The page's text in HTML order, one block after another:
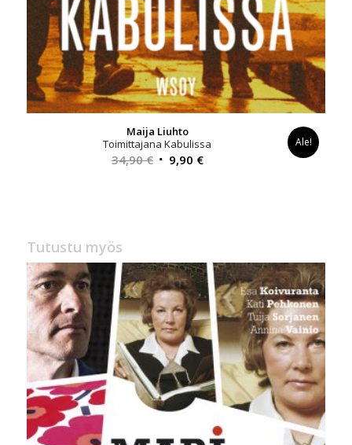
Maija Liuhto
Toimittajana Kabulissa
34,90€ Alkuperäinen
9,90 €Nykyinen
Ale!
Tutustu myös